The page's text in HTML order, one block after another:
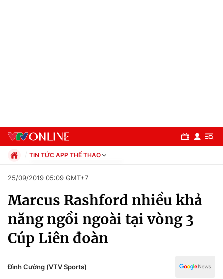
Chuyên mục
Chính trị
TIN TỨC APP THỂ THAO
Xã hội
Pháp luật
Thể thao
Truyền hình
Đời sống
25/09/2019 05:09 GMT+7
Marcus Rashford nhiều khả
năng ngồi ngoài tại vòng 3
Cúp Liên đoàn
Đình Cường (VTV Sports)